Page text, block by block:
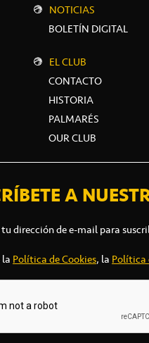
NOTICIAS
BOLETÍN DIGITAL
EL CLUB
CONTACTO
HISTORIA
PALMARÉS
OUR CLUB
A
dirección de e-mail para
Política de Cookies, la Política